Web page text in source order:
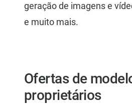
geração de imagens e
e muito mais.
Ofertas de
proprietários